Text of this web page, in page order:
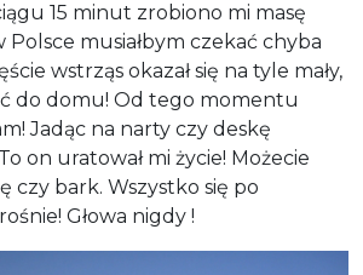
15 minut zrobiono mi masę
musiałbym czekać chyba
wstrząs okazał się na tyle mały,
do domu! Od tego momentu
Jadąc na narty czy deskę
on uratował mi życie! Możecie
czy bark. Wszystko się po
Głowa nigdy !